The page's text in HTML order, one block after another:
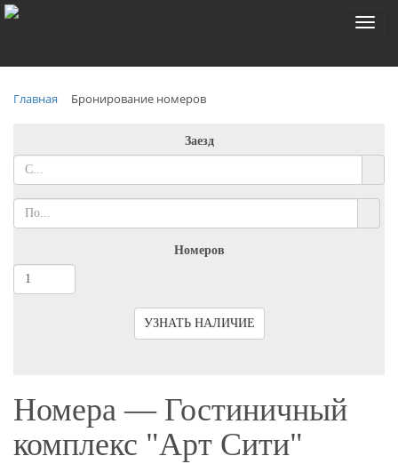
Toggle
Главная Бронирование номеров
Заезд
Номеров
УЗНАТЬ НАЛИЧИЕ
Номера — Гостиничный
комплекс "Арт Сити"